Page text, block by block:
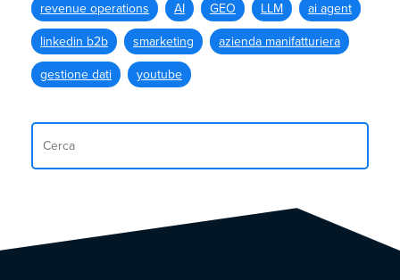
revenue operations AI GEO LLM ai agent
linkedin b2b smarketing azienda manifatturiera
gestione dati youtube